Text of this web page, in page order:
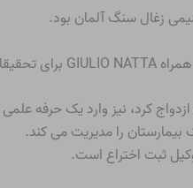
را مدیریت می کند.